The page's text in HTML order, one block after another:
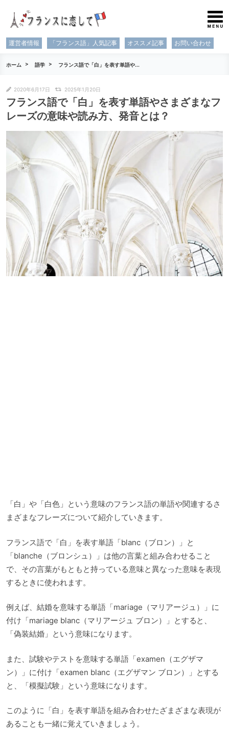
運営者情報 「フランス語」人気記事 オススメ記事 お問い合わせ
ホーム 語学 フランス語で「白」を表す単語や...
2020年6月17日 2025年1月20日
フランス語で「白」を表す単語やさまざまなフ
レーズの意味や読み方、発音とは？
「白」や「白色」という意味のフランス語の単語や関連するさ
まざまなフレーズについて紹介していきます。
フランス語で「白」を表す単語「blanc（ブロン）」と
「blanche（ブロンシュ）」は他の言葉と組み合わせること
で、その言葉がもともと持っている意味と異なった意味を表現
するときに使われます。
例えば、結婚を意味する単語「mariage（マリアージュ）」に
付け「mariage blanc（マリアージュ ブロン）」とすると、
「偽装結婚」という意味になります。
また、試験やテストを意味する単語「examen（エグザマ
ン）」に付け「examen blanc（エグザマン ブロン）」とする
と、「模擬試験」という意味になります。
このように「白」を表す単語を組み合わせたざまざまな表現が
あることも一緒に覚えていきましょう。